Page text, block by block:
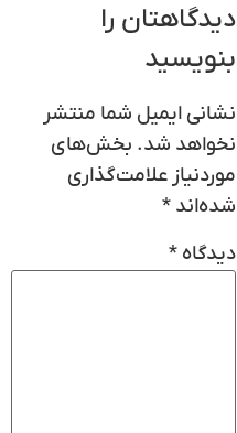
دیدگاهتان را
بنویسید
نشانی ایمیل شما منتشر
نخواهد شد. بخش‌های
موردنیاز علامت‌گذاری
شده‌اند *
دیدگاه *